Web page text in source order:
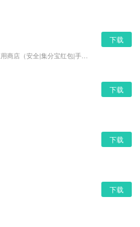
下载
下载
下载
下载